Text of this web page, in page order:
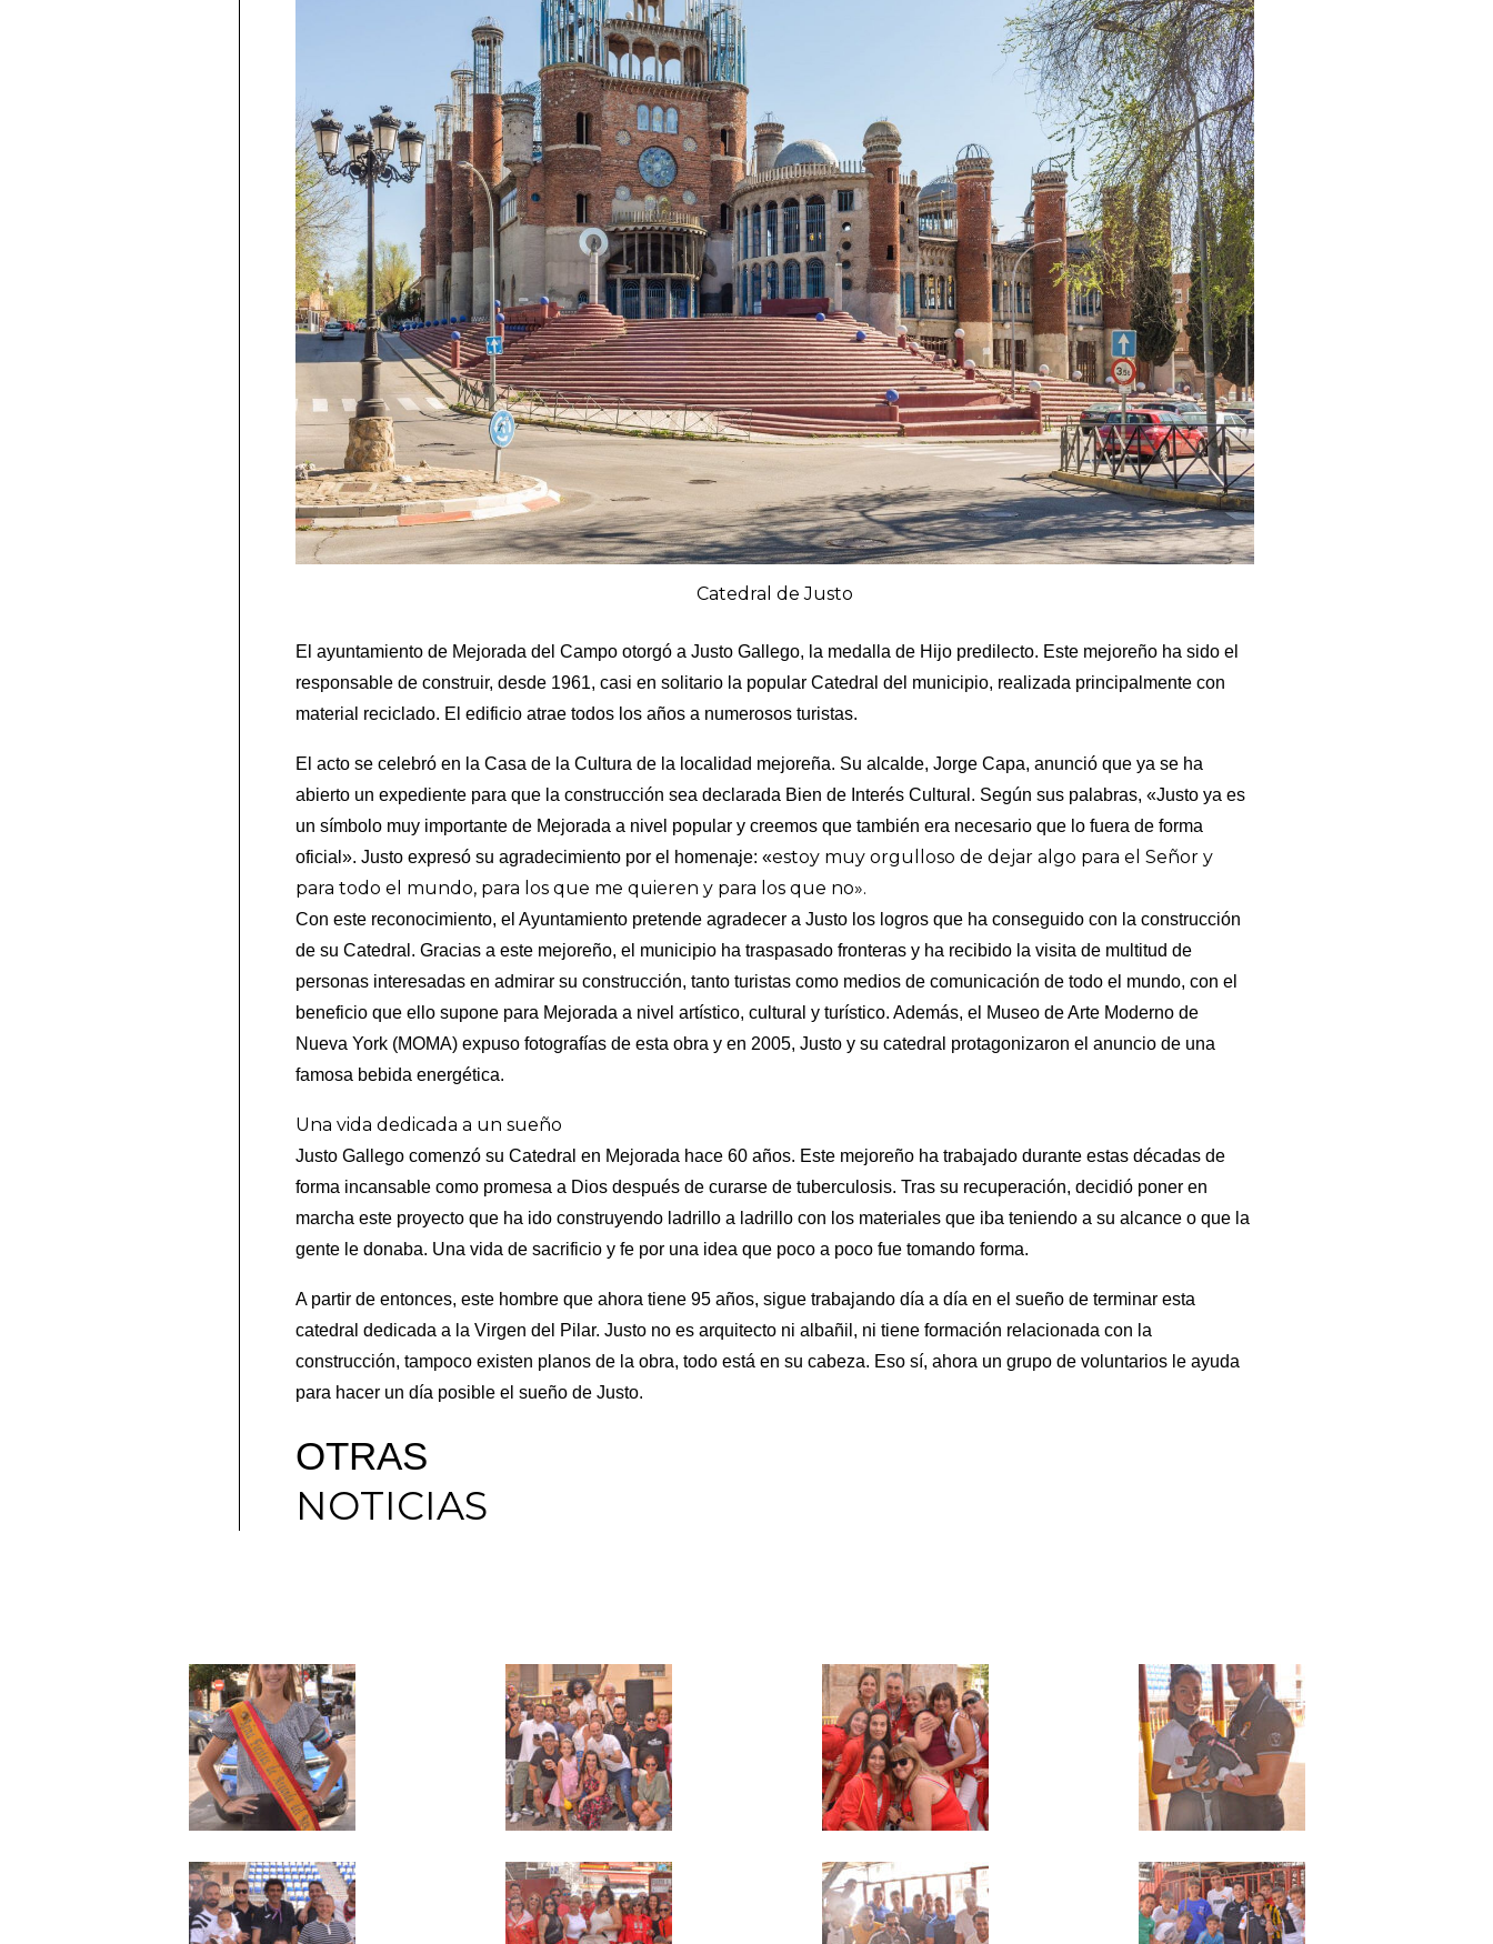
Catedral de Justo
El ayuntamiento de Mejorada del Campo otorgó a Justo Gallego, la medalla de Hijo predilecto. Este mejoreño ha sido el
responsable de construir, desde 1961, casi en solitario la popular Catedral del municipio, realizada principalmente con
material reciclado. El edificio atrae todos los años a numerosos turistas.
El acto se celebró en la Casa de la Cultura de la localidad mejoreña. Su alcalde, Jorge Capa, anunció que ya se ha
abierto un expediente para que la construcción sea declarada Bien de Interés Cultural. Según sus palabras, «Justo ya es
un símbolo muy importante de Mejorada a nivel popular y creemos que también era necesario que lo fuera de forma
oficial». Justo expresó su agradecimiento por el homenaje: «estoy muy orgulloso de dejar algo para el Señor y
para todo el mundo, para los que me quieren y para los que no».
Con este reconocimiento, el Ayuntamiento pretende agradecer a Justo los logros que ha conseguido con la construcción
de su Catedral. Gracias a este mejoreño, el municipio ha traspasado fronteras y ha recibido la visita de multitud de
personas interesadas en admirar su construcción, tanto turistas como medios de comunicación de todo el mundo, con el
beneficio que ello supone para Mejorada a nivel artístico, cultural y turístico. Además, el Museo de Arte Moderno de
Nueva York (MOMA) expuso fotografías de esta obra y en 2005, Justo y su catedral protagonizaron el anuncio de una
famosa bebida energética.
Una vida dedicada a un sueño
Justo Gallego comenzó su Catedral en Mejorada hace 60 años. Este mejoreño ha trabajado durante estas décadas de
forma incansable como promesa a Dios después de curarse de tuberculosis. Tras su recuperación, decidió poner en
marcha este proyecto que ha ido construyendo ladrillo a ladrillo con los materiales que iba teniendo a su alcance o que la
gente le donaba. Una vida de sacrificio y fe por una ideaque poco a poco fue tomando forma.
A partir de entonces, este hombre que ahora tiene 95 años, sigue trabajando día a día en el sueño de terminar esta
catedral dedicada a la Virgen del Pilar. Justo no es arquitecto ni albañil, ni tiene formación relacionada con la
construcción, tampoco existen planos de la obra, todo está en su cabeza. Eso sí, ahora un grupo de voluntarios le ayuda
para hacer un día posible el sueño de Justo.
OTRAS
NOTICIAS